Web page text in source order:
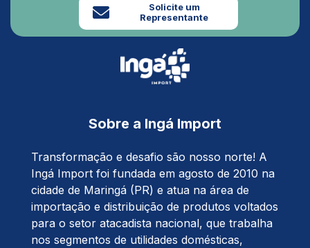
Solicite um
Representante
Sobre a Ingá Import
Transformação e desafio são nosso norte! A
Ingá Import foi fundada em agosto de 2010 na
cidade de Maringá (PR) e atua na área de
importação e distribuição de produtos voltados
para o setor atacadista nacional, que trabalha
nos segmentos de utilidades domésticas,